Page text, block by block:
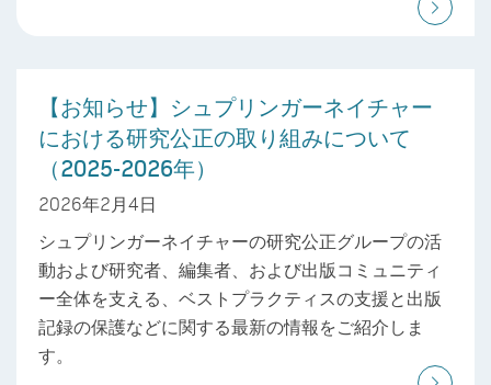
【お知らせ】シュプリンガーネイチャー
における研究公正の取り組みについて
（2025-2026年）
2026年2月4日
シュプリンガーネイチャーの研究公正グループの活
動および研究者、編集者、および出版コミュニティ
ー全体を支える、ベストプラクティスの支援と出版
記録の保護などに関する最新の情報をご紹介しま
す。